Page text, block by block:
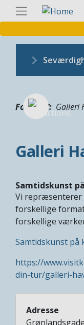
Fotograf Galleri
Galleri
Samtidskunst
Vi repræsenterer
forskellige
forskellige
Samtidskunst på
https://
din-tur/galleri-
Adresse